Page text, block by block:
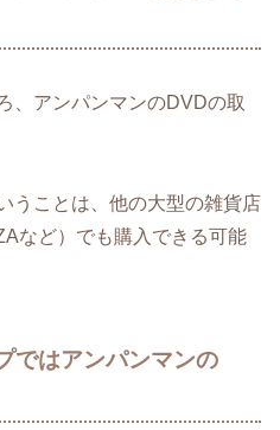
、アンパンマンのDVDの取
うことは、他の大型の雑貨店
など）でも購入できる可能
ではアンパンマンの